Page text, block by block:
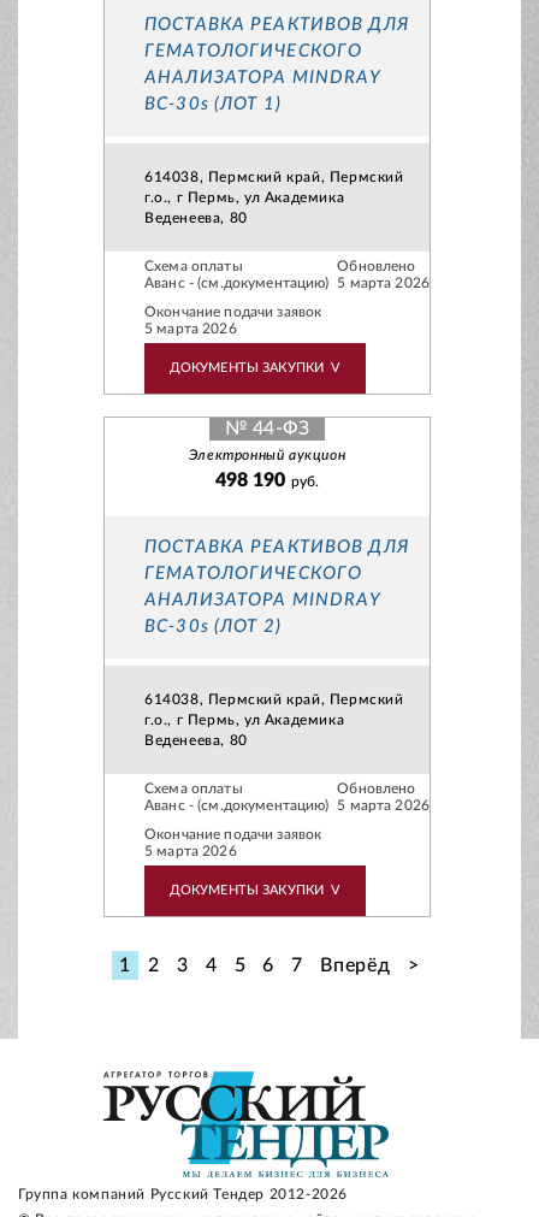
ПОСТАВКА РЕАКТИВОВ ДЛЯ
ГЕМАТОЛОГИЧЕСКОГО
АНАЛИЗАТОРА MINDRAY
BС-30s (ЛОТ 1)
614038, Пермский край, Пермский
г.о., г Пермь, ул Академика
Веденеева, 80
Схема оплаты
Аванс - (см.документацию)
Обновлено
5 марта 2026
Окончание подачи заявок
5 марта 2026
ДОКУМЕНТЫ ЗАКУПКИ V
№ 44-ФЗ
Электронный аукцион
498 190 руб.
ПОСТАВКА РЕАКТИВОВ ДЛЯ
ГЕМАТОЛОГИЧЕСКОГО
АНАЛИЗАТОРА MINDRAY
BС-30s (ЛОТ 2)
614038, Пермский край, Пермский
г.о., г Пермь, ул Академика
Веденеева, 80
Схема оплаты
Аванс - (см.документацию)
Обновлено
5 марта 2026
Окончание подачи заявок
5 марта 2026
ДОКУМЕНТЫ ЗАКУПКИ V
1 2 3 4 5 6 7 Вперёд >
Группа компаний Русский Тендер 2012-2026